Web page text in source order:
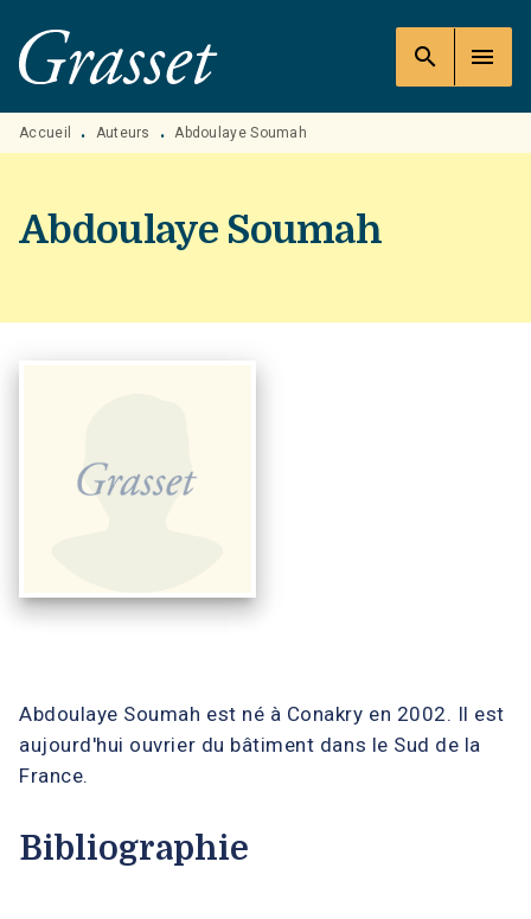
MENU RECHERCHE
PIED DE PAGE
search menu
Accueil • Auteurs • Abdoulaye Soumah
Abdoulaye Soumah
Abdoulaye Soumah est né à Conakry en 2002. Il est
aujourd'hui ouvrier du bâtiment dans le Sud de la
France.
Bibliographie